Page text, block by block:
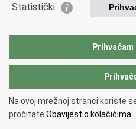
Europska komisija
Taxation and Customs Union
Copyright © 2026 Ministarstvo
korištenja.
Statistički
Na ovoj mrežnoj stranci koriste
pročitate Obavijest o kolačićima.